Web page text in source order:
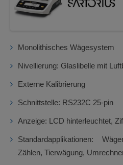
Monolithisches Wägesystem
Nivellierung: Glaslibelle mit
Externe Kalibrierung
Schnittstelle: RS232C 25-pin
Anzeige: LCD hinterleuchtet,
Standardapplikationen:
Zählen, Tierwägung,